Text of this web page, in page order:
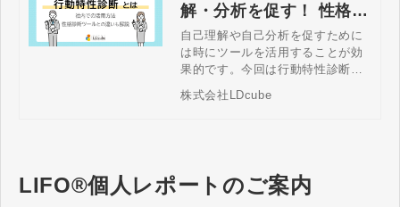
解・分析を促す！ 性格分
析ツールとの違いも解
説！
自己理解や自己分析を促すために
は時にツールを活用することが効
果的です。今回は行動特性診断に
て紹介します。あなたはどんな行
株式会社LDcube
LIFO®個人レポートのご案内